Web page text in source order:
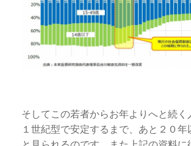
そしてこの若者からお年よりへと続く
１世紀型で安定するまで、あと２０年